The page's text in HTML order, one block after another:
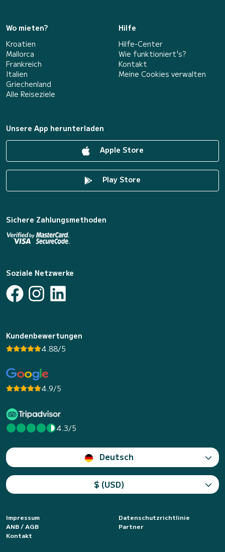
Wo mieten?
Kroatien
Mallorca
Frankreich
Italien
Griechenland
Alle Reiseziele
Hilfe
Hilfe-Center
Wie funktioniert's?
Kontakt
Meine Cookies verwalten
Unsere App herunterladen
Apple Store
Play Store
Sichere Zahlungsmethoden
Soziale Netzwerke
Kundenbewertungen
4.88/5
4.9/5
4.3/5
Deutsch
$ (USD)
Impressum
Datenschutzrichtlinie
ANB / AGB
Partner
Kontakt